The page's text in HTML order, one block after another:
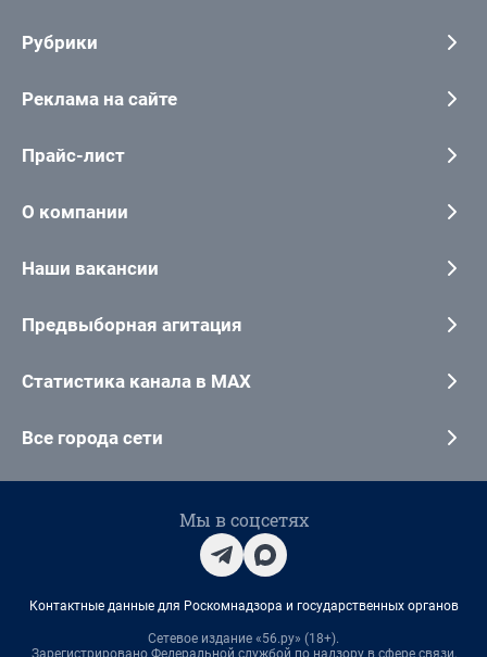
Рубрики
Реклама на сайте
Прайс-лист
О компании
Наши вакансии
Предвыборная агитация
Статистика канала в MAX
Все города сети
Мы в соцсетях
Контактные данные для Роскомнадзора и государственных органов
Сетевое издание «56.ру» (18+).